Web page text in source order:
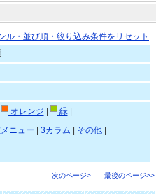
ル・並び順・絞り込み条件をリセット
オレンジ 緑|
ニュー 3カラム その他|
次のページ> 最後のページ>>